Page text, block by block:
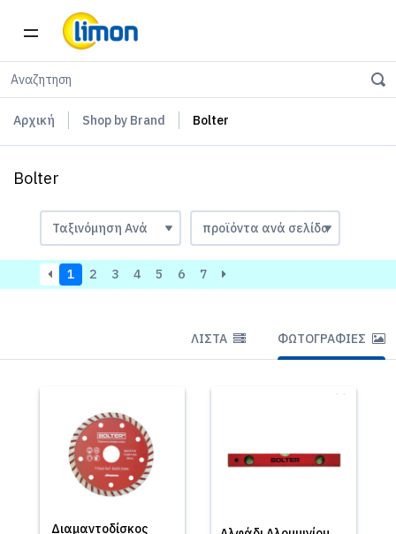
Αρχική Shop by Brand Bolter
Bolter
1 2 3 4 5 6 7
ΛΊΣΤΑ ΦΩΤΟΓΡΑΦΊΕΣ
Διαμαντοδίσκος